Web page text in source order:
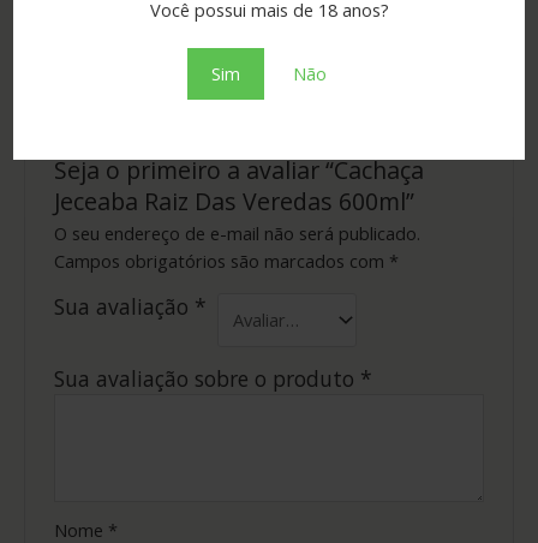
Você possui mais de 18 anos?
Sim Não
prata
Não há avaliações ainda.
Seja o primeiro a avaliar “Cachaça
Jeceaba Raiz Das Veredas 600ml”
O seu endereço de e-mail não será publicado.
Campos obrigatórios são marcados com *
Sua avaliação *
Sua avaliação sobre o produto *
Nome *